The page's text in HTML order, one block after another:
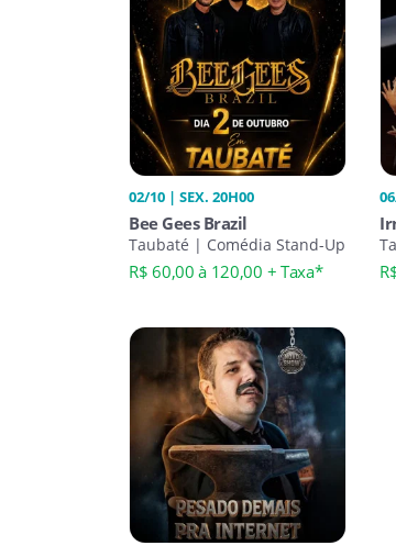
02/10 | SEX. 20H00
Bee Gees Brazil
Taubaté | Comédia Stand-Up
R$ 60,00 à 120,00 + Taxa*